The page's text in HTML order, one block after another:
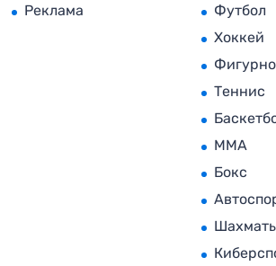
Реклама
Футбол
Хоккей
Теннис
MMA
Бокс